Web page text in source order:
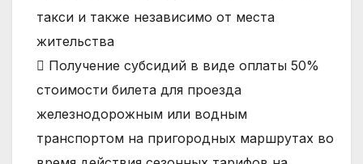
такси и также независимо от места
жительства
 Получение субсидий в виде оплаты 50%
стоимости билета для проезда
железнодорожным или водным
транспортом на пригородных маршрутах во